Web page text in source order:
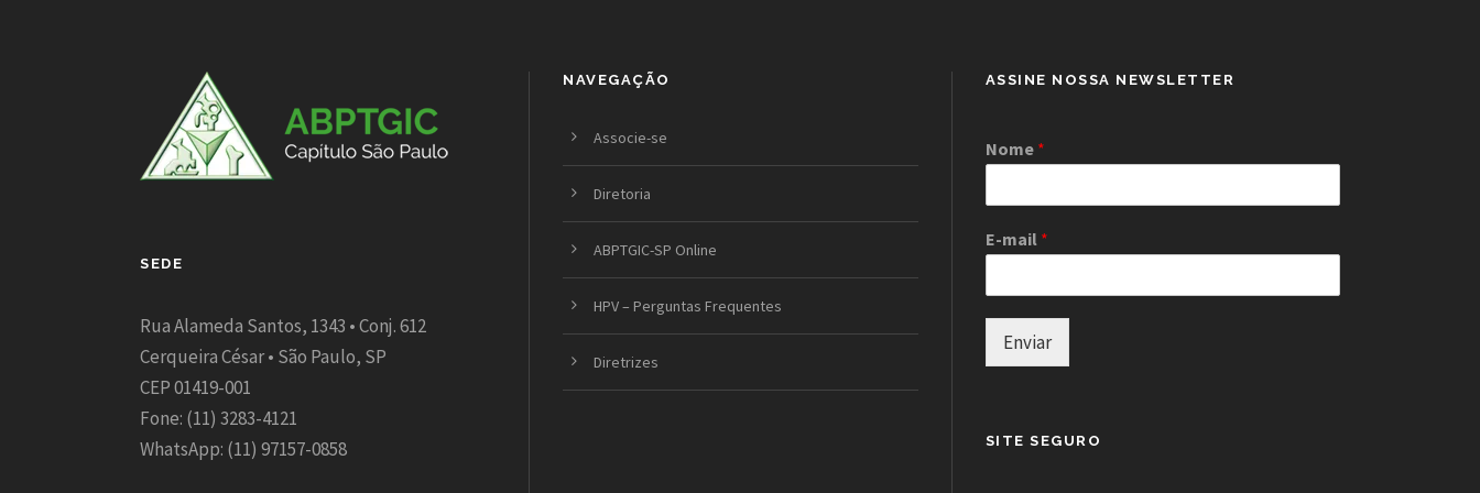
SEDE
Rua Alameda Santos, 1343 • Conj. 612
Cerqueira César • São Paulo, SP
CEP 01419-001
Fone: (11) 3283-4121
WhatsApp: (11) 97157-0858
NAVEGAÇÃO
Associe-se
Diretoria
ABPTGIC-SP Online
HPV – Perguntas Frequentes
Diretrizes
ASSINE NOSSA NEWSLETTER
Nome *
E-mail *
Enviar
SITE SEGURO